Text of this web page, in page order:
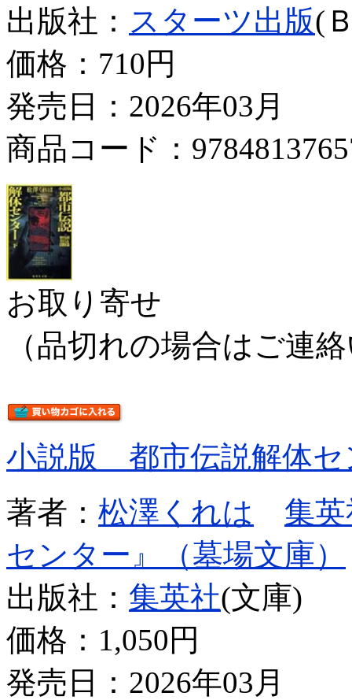
出版社： スターツ出版(
価格： 710円
発売日：2026年03月
商品コード：
お取り寄せ
（品切れの場合はご連
小説版 都市伝説解体
著者： 松澤くれは
集
センター』（墓場文庫）
出版社： 集英社(文庫)
価格： 1,050円
発売日：2026年03月